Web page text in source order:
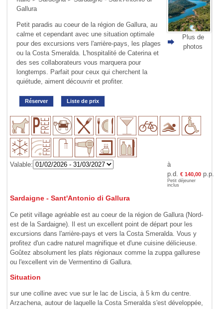
Gallura
Petit paradis au coeur de la région de Gallura, au
calme et cependant avec une situation optimale
pour des excursions vers l'arrière-pays, les plages
ou la Costa Smeralda. L'hospitalité de Caterina et
des ses collaborateurs vous marquera pour
longtemps. Parfait pour ceux qui cherchent la
quiétude, aiment découvrir et profiter.
Réserver Liste de prix
Plus de
photos
Valable:
à
p.d. € 140,00p.p.
Petit déjeuner
inclus
Sardaigne - Sant'Antonio di Gallura
Ce petit village agréable est au coeur de la région de Gallura (Nord-
est de la Sardaigne). Il est un excellent point de départ pour les
excursions dans l'arrière-pays et vers la Costa Smeralda. Vous y
profitez d'un cadre naturel magnifique et d'une cuisine délicieuse.
Goûtez absolument les plats régionaux comme la zuppa gallurese
ou l'excellent vin de Vermentino di Gallura.
Situation
sur une colline avec vue sur le lac de Liscia, à 5 km du centre.
Arzachena, autour de laquelle la Costa Smeralda s'est développée,